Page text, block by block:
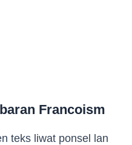
Francoism
teks liwat ponsel lan